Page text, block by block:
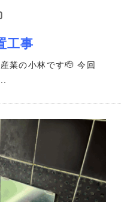
工事
業の小林です🫡 今回